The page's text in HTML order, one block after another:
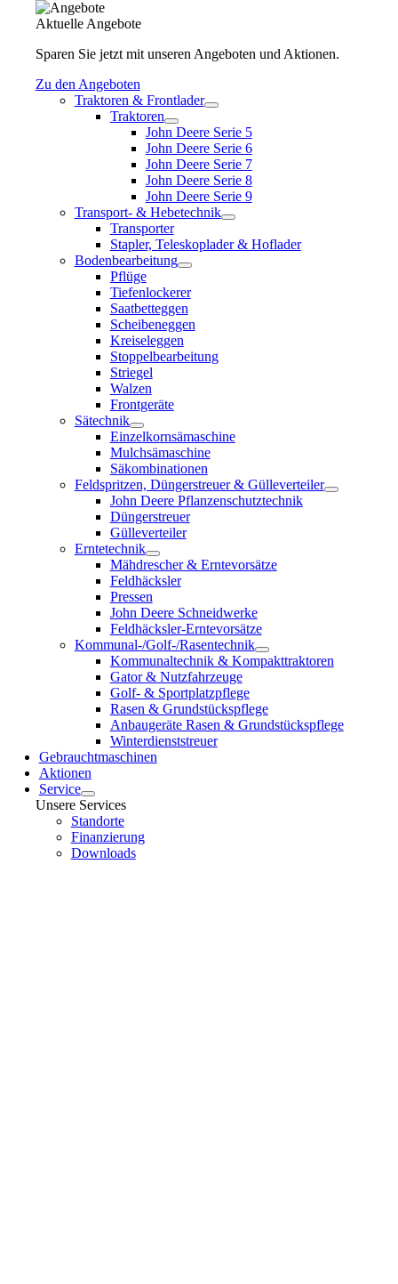
Aktuelle Angebote
Sparen Sie jetzt mit unseren Angeboten und Aktionen.
Zu den Angeboten
Traktoren & Frontlader
Traktoren
John Deere Serie 5
John Deere Serie 6
John Deere Serie 7
John Deere Serie 8
John Deere Serie 9
Transport- & Hebetechnik
Transporter
Stapler, Teleskoplader & Hoflader
Bodenbearbeitung
Pflüge
Tiefenlockerer
Saatbetteggen
Scheibeneggen
Kreiseleggen
Stoppelbearbeitung
Striegel
Walzen
Frontgeräte
Sätechnik
Einzelkornsämaschine
Mulchsämaschine
Säkombinationen
Feldspritzen, Düngerstreuer & Gülleverteiler
John Deere Pflanzenschutztechnik
Düngerstreuer
Gülleverteiler
Erntetechnik
Mähdrescher & Erntevorsätze
Feldhäcksler
Pressen
John Deere Schneidwerke
Feldhäcksler-Erntevorsätze
Kommunal-/Golf-/Rasentechnik
Kommunaltechnik & Kompakttraktoren
Gator & Nutzfahrzeuge
Golf- & Sportplatzpflege
Rasen & Grundstückspflege
Anbaugeräte Rasen & Grundstückspflege
Winterdienststreuer
Gebrauchtmaschinen
Aktionen
Service
Unsere Services
Standorte
Finanzierung
Downloads